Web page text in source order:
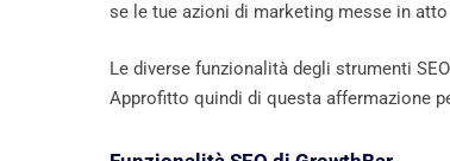
se le tue azioni di marketing messe in
Le diverse funzionalità degli strumenti
Approfitto quindi di questa affermazione